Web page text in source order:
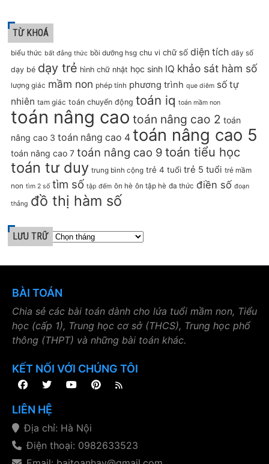
TỪ KHOÁ
biểu thức bất đẳng thức bồi dưỡng hsg chu vi chữ số diện tích dãy số
dạy bé dạy trẻ hình chữ nhật học sinh IQ khảo sát hàm số
lượng giác mầm non phép tính phương trình que diêm số tự
nhiên tam giác toán chuyển động toán iq toán mầm non
toán nâng cao toán nâng cao 2 toán
nâng cao 3 toán nâng cao 4 toán nâng cao 5
toán nâng cao 7 toán nâng cao 9 toán tiểu học
toán tư duy trung bình cộng trẻ 4 tuổi trẻ 5 tuổi trẻ mầm
non tìm 2 số tìm số tập đếm ôn hè ôn tập hè đa thức điền số đoạn
thẳng đồ thị hàm số
LƯU TRỮ
BÀI TOÁN
Chia sẻ các bài toán dành cho lứa tuổi mầm non, Tiểu
học (cấp 1), Trung học cơ sở (THCS), Trung học phổ
thông (THPT) và những bài toán khác.
KẾT NỐI VỚI CHÚNG TÔI
LIÊN HỆ
Địa chỉ: Hà Nội
Điện thoại: 0982633523